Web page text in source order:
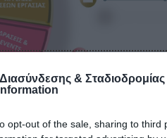
Διασύνδεσης &
opt-out of the sale, sharing to